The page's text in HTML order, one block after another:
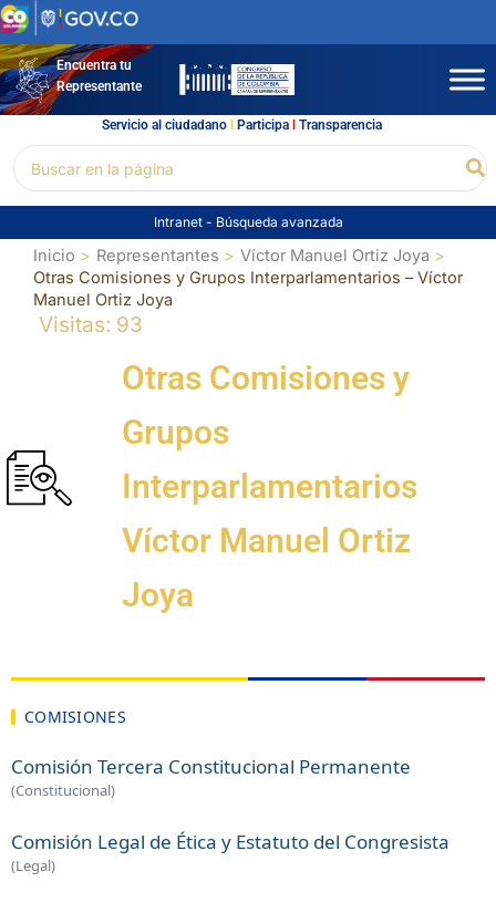
Ir
al
contenidoEncuentra tu
Representante
Servicio al ciudadano l Participal Transparencia
por:
Intranet - Búsqueda avanzada
Inicio Representantes
Víctor Manuel Ortiz Joya
Otras Comisiones y Grupos Interparlamentarios – Víctor
Manuel Ortiz Joya
Visitas: 93
Otras Comisiones y
Grupos
Interparlamentarios
Víctor Manuel Ortiz
Joya
COMISIONES
Comisión Tercera Constitucional Permanente
(Constitucional)
Comisión Legal de Ética y Estatuto del Congresista
(Legal)